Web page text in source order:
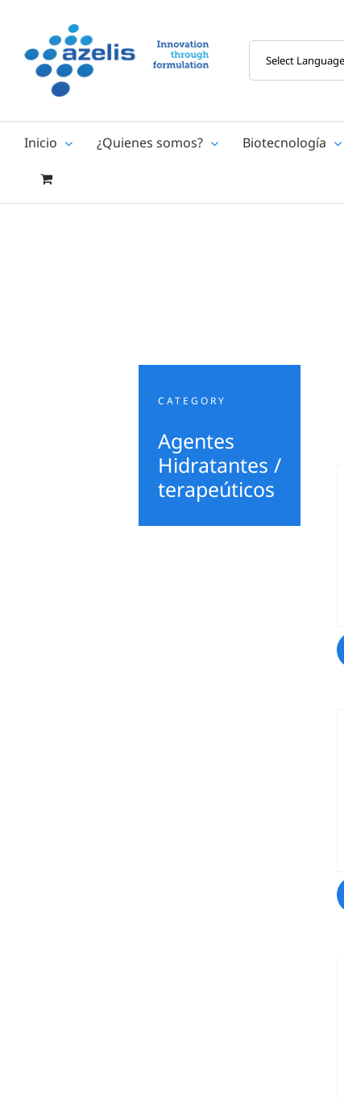
content
Inicio ¿Quienes somos? Biotecnología
CATEGORY
Agentes
Hidratantes /
terapeúticos